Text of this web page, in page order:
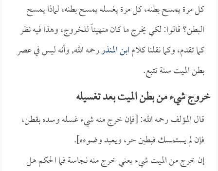
كل مرة يمسح بطنه، كل مرة يغسله يمسح بطنه، لماذا يمسح
البطن؟ قالوا: لكي يخرج ما كان متهيئاً للخروج، وهذا فيه نظر
كما تقدم، وكما نقلنا كلامابن المنذررحمه الله, وأنه ليس في عصر
بطن الميت سنة تتبع.
خروج شيء من بطن الميت بعد تغسيله
قال المؤلف رحمه الله: [فإن خرج منه شيء غسله وسده بقطن،
فإن لم يستمسك فبطين حر، ويعيد وضوءه].
إن خرج من الميت شيء يعني خرج منه نجاسة فما الحكم هل